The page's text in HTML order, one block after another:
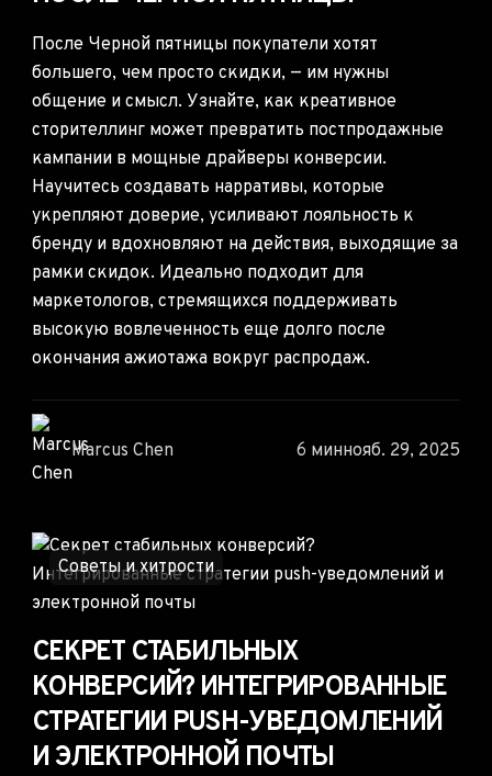
После Черной пятницы покупатели хотят
большего, чем просто скидки, — им нужны
общение и смысл. Узнайте, как креативное
сторителлинг может превратить постпродажные
кампании в мощные драйверы конверсии.
Научитесь создавать нарративы, которые
укрепляют доверие, усиливают лояльность к
бренду и вдохновляют на действия, выходящие за
рамки скидок. Идеально подходит для
маркетологов, стремящихся поддерживать
высокую вовлеченность еще долго после
окончания ажиотажа вокруг распродаж.
Marcus Chen 6 миннояб. 29, 2025
Советы и хитрости
СЕКРЕТ СТАБИЛЬНЫХ
КОНВЕРСИЙ? ИНТЕГРИРОВАННЫЕ
СТРАТЕГИИ PUSH-УВЕДОМЛЕНИЙ
И ЭЛЕКТРОННОЙ ПОЧТЫ